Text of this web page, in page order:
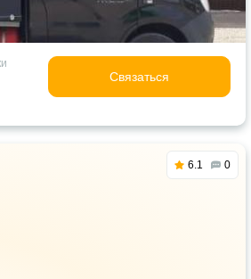
Связаться
6.1 0